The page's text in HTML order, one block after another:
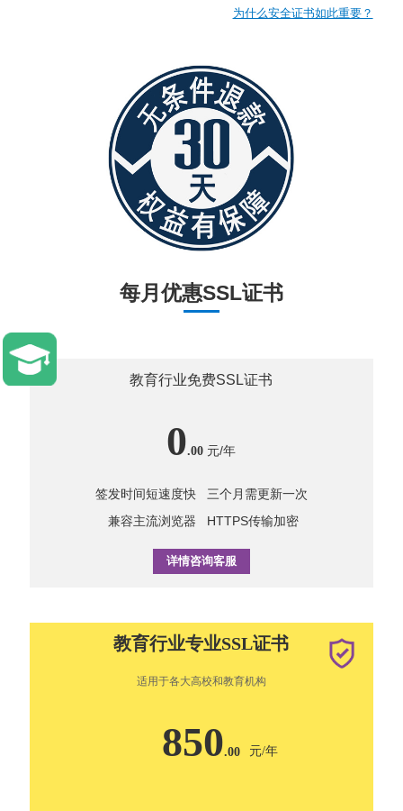
为什么安全证书如此重要？
每月优惠SSL证书
教育行业专业SSL证书
适用于各大高校和教育机构
850.00 元/年
教育行业免费SSL证书
0.00 元/年
签发时间短速度快
三个月需更新一次
兼容主流浏览器
HTTPS传输加密
详情咨询客服